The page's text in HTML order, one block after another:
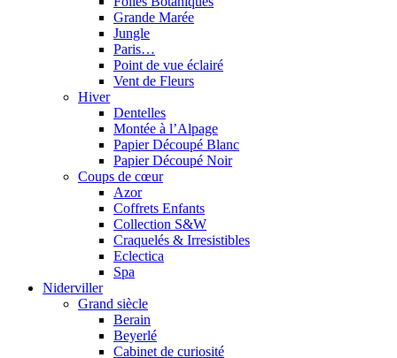
Grande Marée
Jungle
Paris…
Point de vue éclairé
Vent de Fleurs
Hiver
Dentelles
Montée à l’Alpage
Papier Découpé Blanc
Papier Découpé Noir
Coups de cœur
Azor
Coffrets Enfants
Collection S&W
Craquelés & Irresistibles
Eclectica
Spa
Niderviller
Grand siècle
Berain
Beyerlé
Cabinet de curiosité